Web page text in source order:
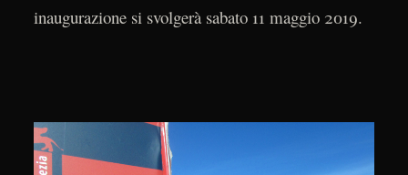
inaugurazione si svolgerà sabato 11 maggio 2019.